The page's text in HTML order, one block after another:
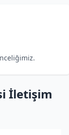
İletişim